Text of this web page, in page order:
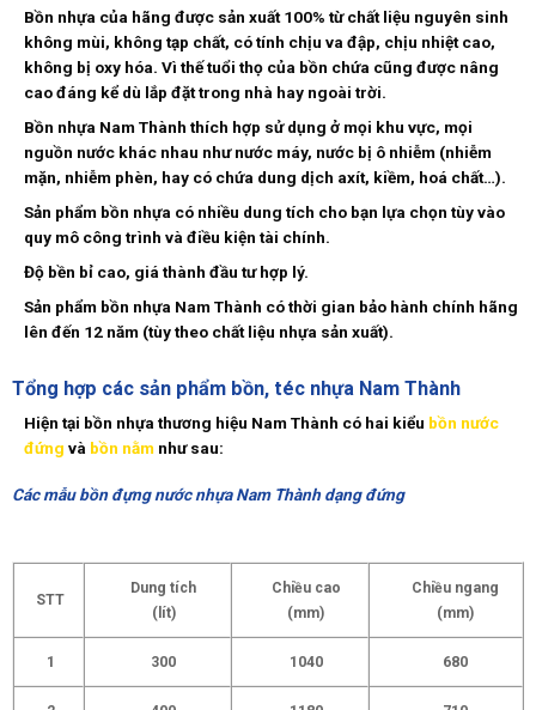
Bồn nhựa của hãng được sản xuất 100% từ chất liệu nguyên sinh
không mùi, không tạp chất, có tính chịu va đập, chịu nhiệt cao,
không bị oxy hóa. Vì thế tuổi thọ của bồn chứa cũng được nâng
cao đáng kể dù lắp đặt trong nhà hay ngoài trời.
Bồn nhựa Nam Thành thích hợp sử dụng ở mọi khu vực, mọi
nguồn nước khác nhau như nước máy, nước bị ô nhiễm (nhiễm
mặn, nhiễm phèn, hay có chứa dung dịch axít, kiềm, hoá chất…).
Sản phẩm bồn nhựa có nhiều dung tích cho bạn lựa chọn tùy vào
quy mô công trình và điều kiện tài chính.
Độ bền bỉ cao, giá thành đầu tư hợp lý.
Sản phẩm bồn nhựa Nam Thành có thời gian bảo hành chính hãng
lên đến 12 năm (tùy theo chất liệu nhựa sản xuất).
Tổng hợp các sản phẩm bồn, téc nhựa Nam Thành
Hiện tại bồn nhựa thương hiệu Nam Thành có hai kiểu bồn nước
đứng và bồn nằm như sau:
Các mẫu bồn đựng nước nhựa Nam Thành dạng đứng
STT
Dung tích
(lít)
Chiều cao
(mm)
Chiều ngang
(mm)
1 300 1040 680